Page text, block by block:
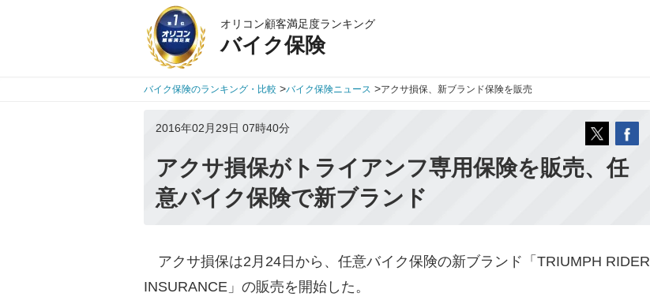
オリコン顧客満足度ランキング
バイク保険
バイク保険のランキング・比較 >バイク保険ニュース >アクサ損保、新ブランド保険を販売
2016年02月29日 07時40分
アクサ損保がトライアンフ専用保険を販売、任
意バイク保険で新ブランド
アクサ損保は2月24日から、任意バイク保険の新ブランド「TRIUMPH RIDER
INSURANCE」の販売を開始した。